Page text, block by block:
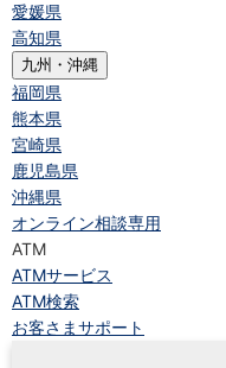
愛媛県
高知県
九州・沖縄
福岡県
熊本県
宮崎県
鹿児島県
沖縄県
オンライン相談専用
ATM
ATMサービス
ATM検索
お客さまサポート